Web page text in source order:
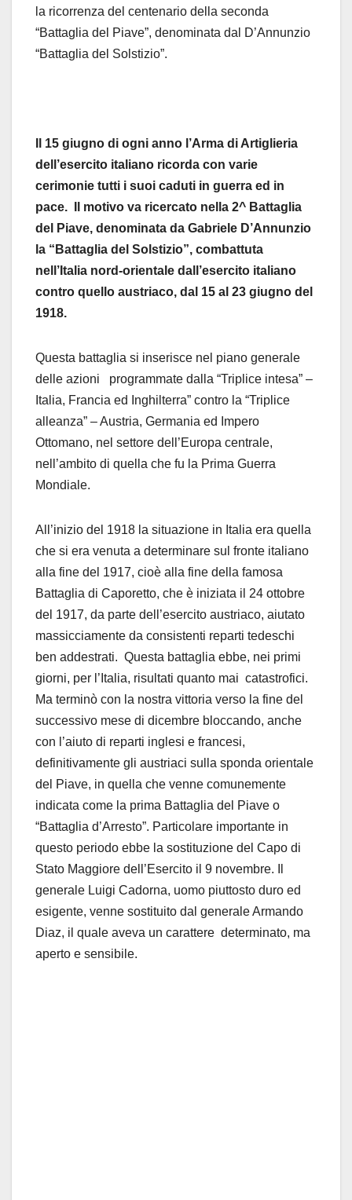
la ricorrenza del centenario della seconda
“Battaglia del Piave”, denominata dal D’Annunzio
“Battaglia del Solstizio”.
Il 15 giugno di ogni anno l’Arma di Artiglieria
dell’esercito italiano ricorda con varie
cerimonie tutti i suoi caduti in guerra ed in
pace. Il motivo va ricercato nella 2^ Battaglia
del Piave, denominata da Gabriele D’Annunzio
la “Battaglia del Solstizio”, combattuta
nell’Italia nord-orientale dall’esercito italiano
contro quello austriaco, dal 15 al 23 giugno del
1918.
Questa battaglia si inserisce nel piano generale
delle azioni programmate dalla “Triplice intesa” –
Italia, Francia ed Inghilterra” contro la “Triplice
alleanza” – Austria, Germania ed Impero
Ottomano, nel settore dell’Europa centrale,
nell’ambito di quella che fu la Prima Guerra
Mondiale.
All’inizio del 1918 la situazione in Italia era quella
che si era venuta a determinare sul fronte italiano
alla fine del 1917, cioè alla fine della famosa
Battaglia di Caporetto, che è iniziata il 24 ottobre
del 1917, da parte dell’esercito austriaco, aiutato
massicciamente da consistenti reparti tedeschi
ben addestrati. Questa battaglia ebbe, nei primi
giorni, per l’Italia, risultati quanto mai catastrofici.
Ma terminò con la nostra vittoria verso la fine del
successivo mese di dicembre bloccando, anche
con l’aiuto di reparti inglesi e francesi,
definitivamente gli austriaci sulla sponda orientale
del Piave, in quella che venne comunemente
indicata come la prima Battaglia del Piave o
“Battaglia d’Arresto”. Particolare importante in
questo periodo ebbe la sostituzione del Capo di
Stato Maggiore dell’Esercito il 9 novembre. Il
generale Luigi Cadorna, uomo piuttosto duro ed
esigente, venne sostituito dal generale Armando
Diaz, il quale aveva un carattere determinato, ma
aperto e sensibile.